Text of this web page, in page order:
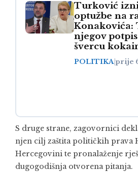
Turković
optužbe na
Konakovića:
njegov
švercu
POLITIKAprije
S druge strane, zagovornici
njen cilj zaštita političkih prava
Hercegovini te pronalaženje
dugogodišnja otvorena pitanja.